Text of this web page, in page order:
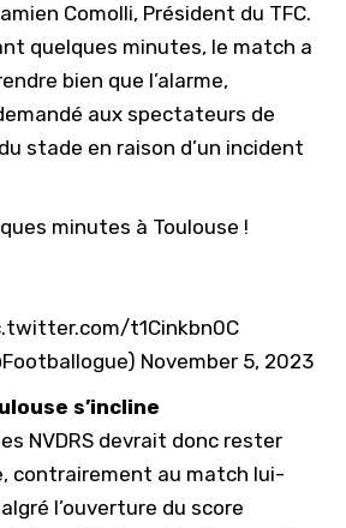
Comolli, Président du TFC.
quelques minutes, le match a
bien que l’alarme,
aux spectateurs de
stade en raison d’un incident
minutes à Toulouse !
t1Cinkbn0C
November 5, 2023
s’incline
NVDRS devrait donc rester
contrairement au match lui-
l’ouverture du score